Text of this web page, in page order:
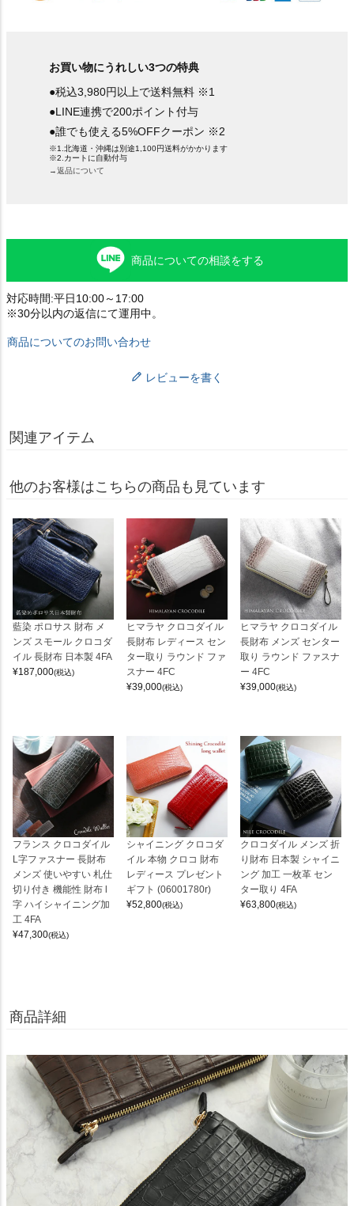
お買い物にうれしい3つの特典
●税込3,980円以上で送料無料 ※1
●LINE連携で200ポイント付与
●誰でも使える5%OFFクーポン ※2
※1.北海道・沖縄は別途1,100円送料がかかります
※2.カートに自動付与
→返品について
商品についての相談をする
対応時間:平日10:00～17:00
※30分以内の返信にて運用中。
商品についてのお問い合わせ
レビューを書く
関連アイテム
他のお客様はこちらの商品も見ています
藍染 ポロサス 財布 メ
ンズ スモール クロコダ
イル 長財布 日本製 4FA
¥187,000(税込)
ヒマラヤ クロコダイル
長財布 レディース セン
ター取り ラウンド ファ
スナー 4FC
¥39,000(税込)
ヒマラヤ クロコダイル
長財布 メンズ センター
取り ラウンド ファスナ
ー 4FC
¥39,000(税込)
フランス クロコダイル
L字ファスナー 長財布
メンズ 使いやすい 札仕
切り付き 機能性 財布 l
字 ハイシャイニング加
工 4FA
¥47,300(税込)
シャイニング クロコダ
イル 本物 クロコ 財布
レディース プレゼント
ギフト (06001780r)
¥52,800(税込)
クロコダイル メンズ 折
り財布 日本製 シャイニ
ング 加工 一枚革 セン
ター取り 4FA
¥63,800(税込)
商品詳細